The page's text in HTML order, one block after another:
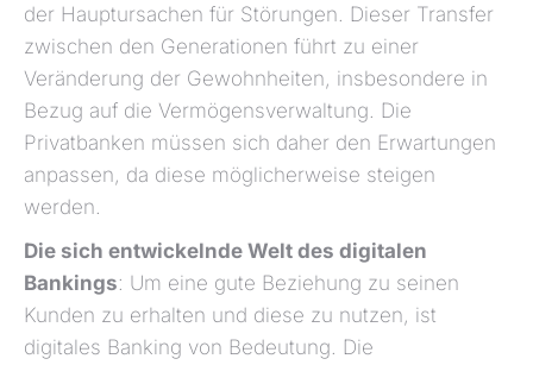
der Hauptursachen für Störungen. Dieser Transfer
zwischen den Generationen führt zu einer
Veränderung der Gewohnheiten, insbesondere in
Bezug auf die Vermögensverwaltung. Die
Privatbanken müssen sich daher den Erwartungen
anpassen, da diese möglicherweise steigen
werden.
Die sich entwickelnde Welt des digitalen
Bankings: Um eine gute Beziehung zu seinen
Kunden zu erhalten und diese zu nutzen, ist
digitales Banking von Bedeutung. Die